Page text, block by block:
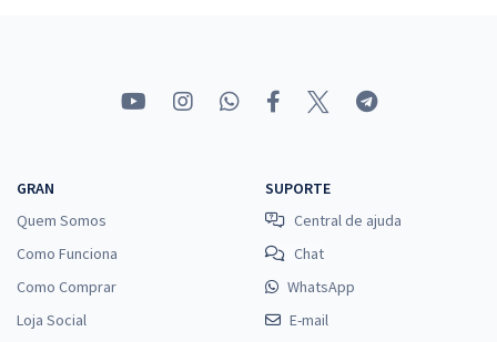
GRAN
Quem Somos
Como Funciona
Como Comprar
Loja Social
SUPORTE
Central de ajuda
Chat
WhatsApp
E-mail